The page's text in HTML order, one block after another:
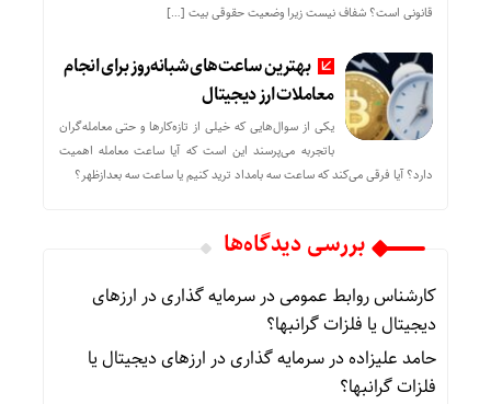
قانونی است؟ شفاف نیست زیرا وضعیت حقوقی بیت‌ […]
بهترین ساعت‌های شبانه‌روز برای انجام
معاملات ارز دیجیتال
یکی از سوال‌هایی که خیلی از تازه‌کارها و حتی معامله‌گران
باتجربه می‌پرسند این است که آیا ساعت معامله اهمیت
دارد؟ آیا فرقی می‌کند که ساعت سه بامداد ترید کنیم یا ساعت سه بعدازظهر؟
بررسی دیدگاه‌ها
کارشناس روابط عمومیدرسرمایه گذاری در ارزهای
دیجیتال یا فلزات گرانبها؟
حامد علیزادهدرسرمایه گذاری در ارزهای دیجیتال یا
فلزات گرانبها؟